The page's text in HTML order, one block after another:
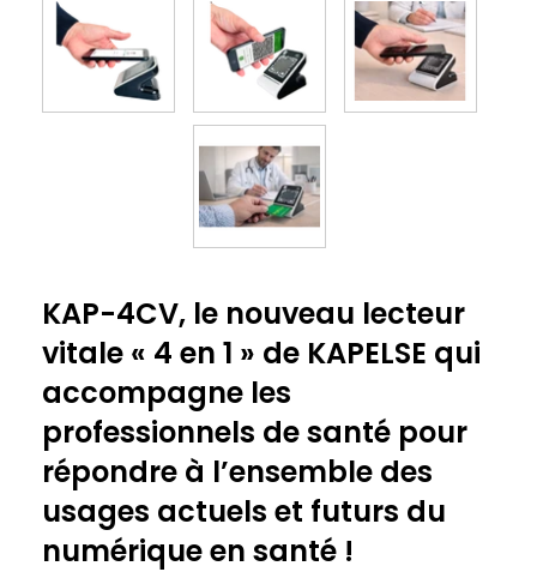
KAP-4CV, le nouveau lecteur
vitale « 4 en 1 » de KAPELSE qui
accompagne les
professionnels de santé pour
répondre à l’ensemble des
usages actuels et futurs du
numérique en santé !